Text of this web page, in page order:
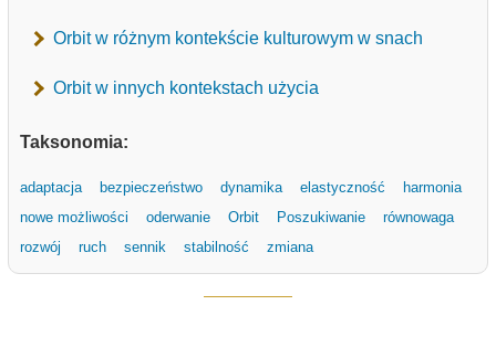
Orbit w różnym kontekście kulturowym w snach
Orbit w innych kontekstach użycia
Taksonomia:
adaptacja bezpieczeństwo dynamika elastyczność
harmonia
nowe możliwości
oderwanie Orbit Poszukiwanie
równowaga
rozwój
ruch sennik stabilność zmiana